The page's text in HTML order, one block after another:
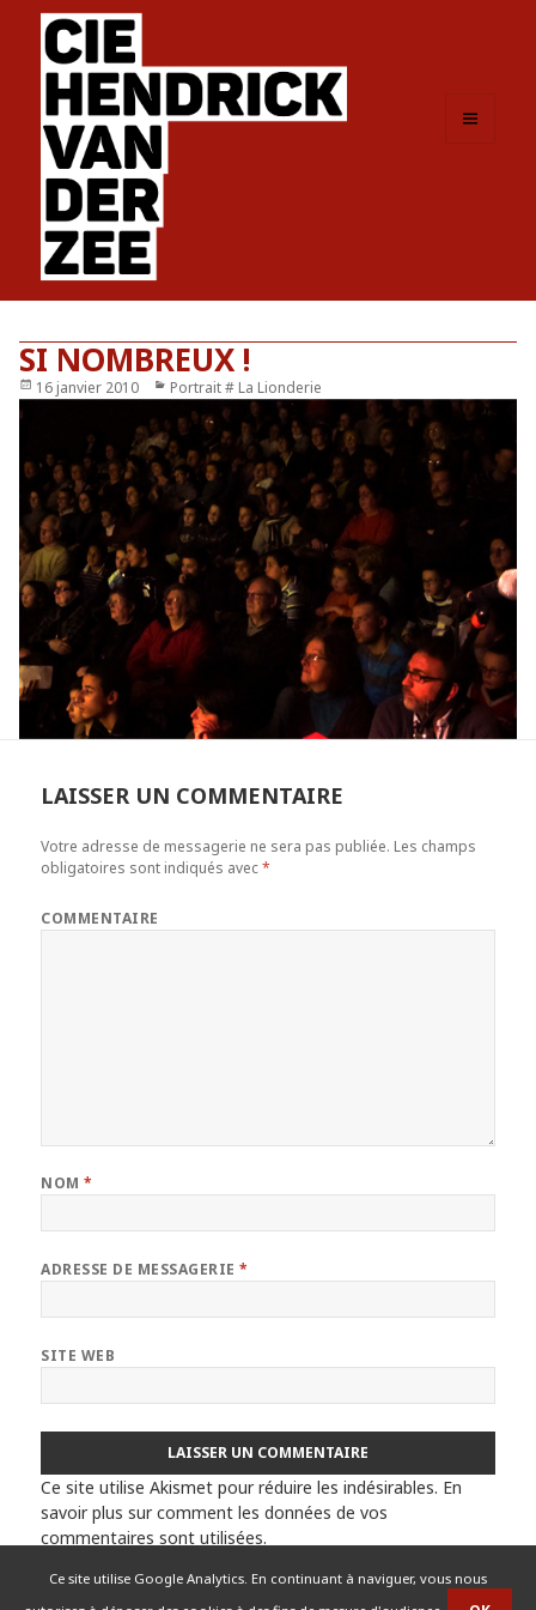
Ce site utilise Google Analytics. En continuant à naviguer, vous nous
SI NOMBREUX !
Publié
16 janvier 2010 Catégories
Portrait # La Lionderie
LAISSER UN COMMENTAIRE
Votre adresse de messagerie ne sera pas publiée. Les champs
obligatoires sont indiqués avec*
COMMENTAIRE
NOM*
ADRESSE DE MESSAGERIE*
SITE WEB
Ce site utilise Akismet pour réduire les indésirables. En
savoir plus sur comment les données de vos
commentaires sont utilisées.